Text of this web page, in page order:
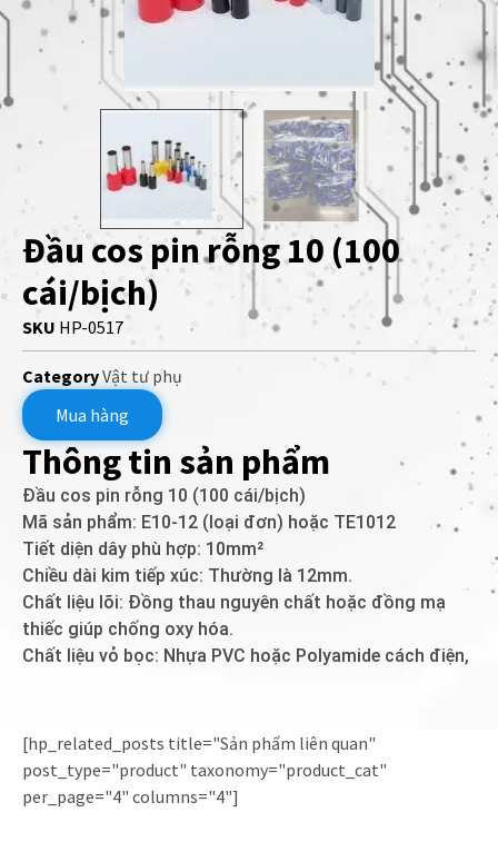
Đầu cos pin rỗng 10 (100
cái/bịch)
SKU HP-0517
CategoryVật tư phụ
Mua hàng
Thông tin sản phẩm
Đầu cos pin rỗng 10 (100 cái/bịch)
Mã sản phẩm: E10-12 (loại đơn) hoặc TE1012
Tiết diện dây phù hợp: 10mm²
Chiều dài kim tiếp xúc: Thường là 12mm.
Chất liệu lõi: Đồng thau nguyên chất hoặc đồng mạ
thiếc giúp chống oxy hóa.
Chất liệu vỏ bọc: Nhựa PVC hoặc Polyamide cách điện,
[hp_related_posts title="Sản phẩm liên quan"
post_type="product" taxonomy="product_cat"
per_page="4" columns="4"]